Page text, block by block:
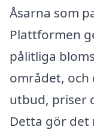
Åsarna som
Plattformen
pålitliga
området, och
utbud, priser
Detta gör det